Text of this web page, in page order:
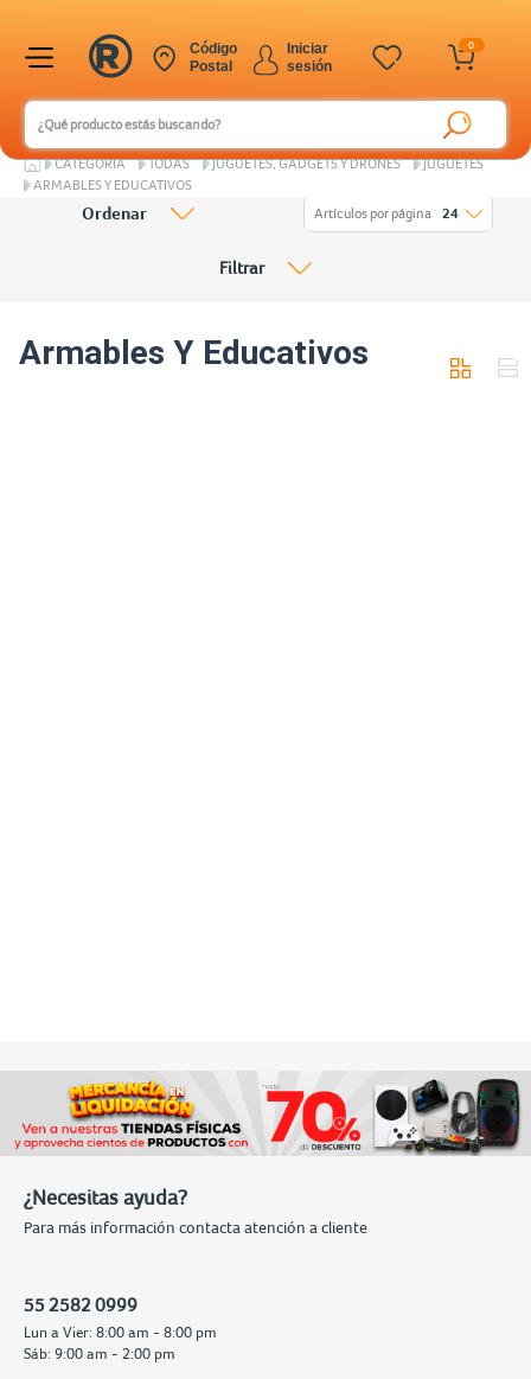
0
Iniciar
sesión
Código
Postal
CATEGORÍA TODAS JUGUETES, GADGETS Y DRONES
JUGUETES
ARMABLES Y EDUCATIVOS
Armables Y Educativos
Ordenar Artículos por página 24
Filtrar
¿Necesitas ayuda?
Para más información contacta atención a cliente
55 2582 0999
Lun a Vier: 8:00 am - 8:00 pm
Sáb: 9:00 am - 2:00 pm